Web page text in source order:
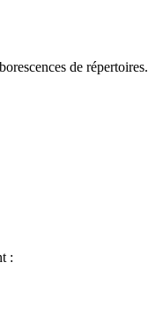
de répertoires.
: